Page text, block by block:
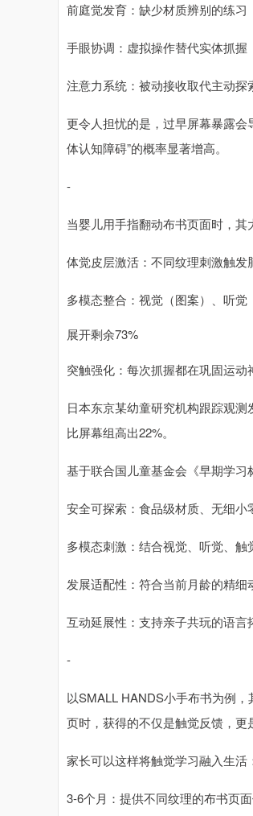
前庭觉发育：缺少材质辨别的练习
手眼协调：虚拟操作替代实体抓握
注意力系统：被动接收取代主动探
更令人担忧的是，过早屏幕暴露
体认知障碍”的概率显著增高。
-
当婴儿用手指翻动布书页面时，其
体觉皮层激活：不同纹理刺激触发
多模态整合：视觉（图案）、听
展开剩余73%
突触强化：每次抓握都在巩固运动
日本东京某幼童研究机构跟踪观
比屏幕组高出22%。
基于联合国儿童基金会《早期学习
安全可探索：食品级材质、无细小
多模态刺激：结合视觉、听觉、触
发展适配性：符合当前月龄的精细
互动延展性：支持亲子共玩的语言
-
以SMALL HANDS小手布书为例
页时，获得的不仅是触觉反馈，更
家长可以这样将触觉学习融入生活
3-6个月：提供不同纹理的布书页